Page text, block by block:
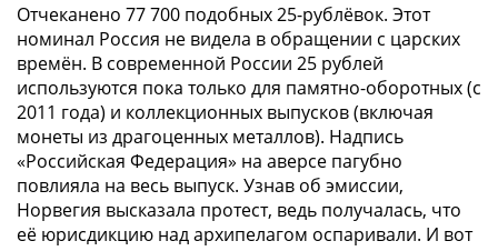
Отчеканено 77 700 подобных 25-рублёвок. Этот
номинал Россия не видела в обращении с царских
времён. В современной России 25 рублей
используются пока только для памятно-оборотных (с
2011 года) и коллекционных выпусков (включая
монеты из драгоценных металлов). Надпись
«Российская Федерация» на аверсе пагубно
повлияла на весь выпуск. Узнав об эмиссии,
Норвегия высказала протест, ведь получалась, что
её юрисдикцию над архипелагом оспаривали. И вот